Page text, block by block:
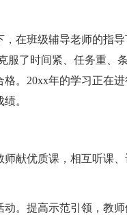
班级辅导老师的指导
服了时间紧、任务重、
。20xx年的学习正在
。
优质课，相互听课、
提高示范引领，教师